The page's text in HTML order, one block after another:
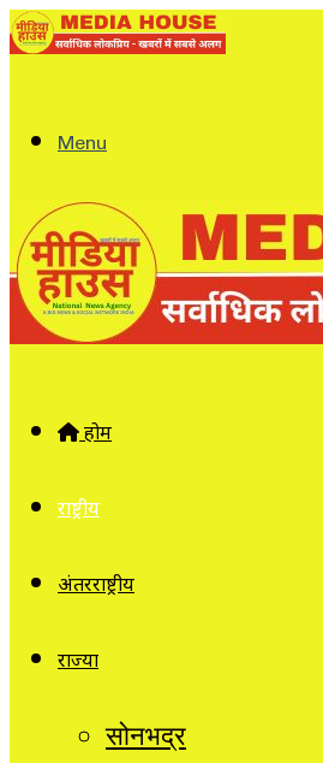
Menu
होम
राष्ट्रीय
अंतरराष्ट्रीय
राज्यों
सोनभद्र